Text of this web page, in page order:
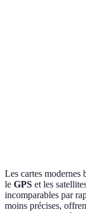
Les cartes modernes
le GPS et les
incomparables par
moins précises,